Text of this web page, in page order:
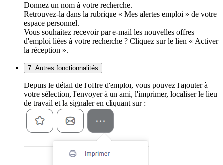
Donnez un nom à votre recherche.
Retrouvez-la dans la rubrique « Mes alertes emploi » de votre
espace personnel.
Vous souhaitez recevoir par e-mail les nouvelles offres
d'emploi liées à votre recherche ? Cliquez sur le lien « Activer
la réception ».
7. Autres fonctionnalités
Depuis le détail de l'offre d'emploi, vous pouvez l'ajouter à
votre sélection, l'envoyer à un ami, l'imprimer, localiser le lieu
de travail et la signaler en cliquant sur :